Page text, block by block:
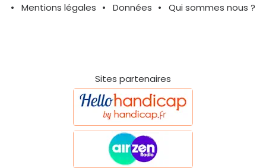
Mentions légales
Données Qui sommes nous ?
Sites partenaires